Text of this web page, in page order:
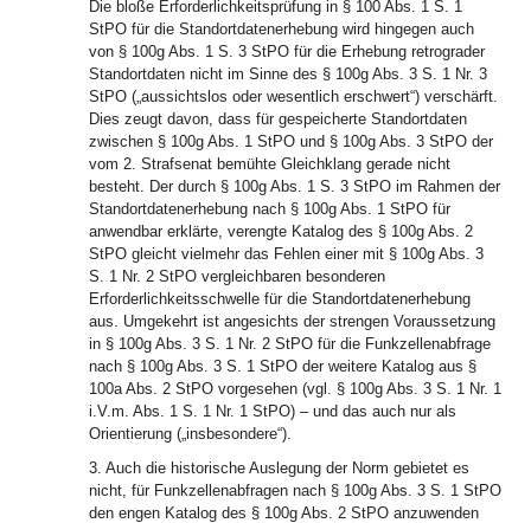
Die bloße Erforderlichkeitsprüfung in § 100 Abs. 1 S. 1
StPO für die Standortdatenerhebung wird hingegen auch
von § 100g Abs. 1 S. 3 StPO für die Erhebung retrograder
Standortdaten nicht im Sinne des § 100g Abs. 3 S. 1 Nr. 3
StPO („aussichtslos oder wesentlich erschwert“) verschärft.
Dies zeugt davon, dass für gespeicherte Standortdaten
zwischen § 100g Abs. 1 StPO und § 100g Abs. 3 StPO der
vom 2. Strafsenat bemühte Gleichklang gerade nicht
besteht. Der durch § 100g Abs. 1 S. 3 StPO im Rahmen der
Standortdatenerhebung nach § 100g Abs. 1 StPO für
anwendbar erklärte, verengte Katalog des § 100g Abs. 2
StPO gleicht vielmehr das Fehlen einer mit § 100g Abs. 3
S. 1 Nr. 2 StPO vergleichbaren besonderen
Erforderlichkeitsschwelle für die Standortdatenerhebung
aus. Umgekehrt ist angesichts der strengen Voraussetzung
in § 100g Abs. 3 S. 1 Nr. 2 StPO für die Funkzellenabfrage
nach § 100g Abs. 3 S. 1 StPO der weitere Katalog aus §
100a Abs. 2 StPO vorgesehen (vgl. § 100g Abs. 3 S. 1 Nr. 1
i.V.m. Abs. 1 S. 1 Nr. 1 StPO) – und das auch nur als
Orientierung („insbesondere“).
3. Auch die historische Auslegung der Norm gebietet es
nicht, für Funkzellenabfragen nach § 100g Abs. 3 S. 1 StPO
den engen Katalog des § 100g Abs. 2 StPO anzuwenden